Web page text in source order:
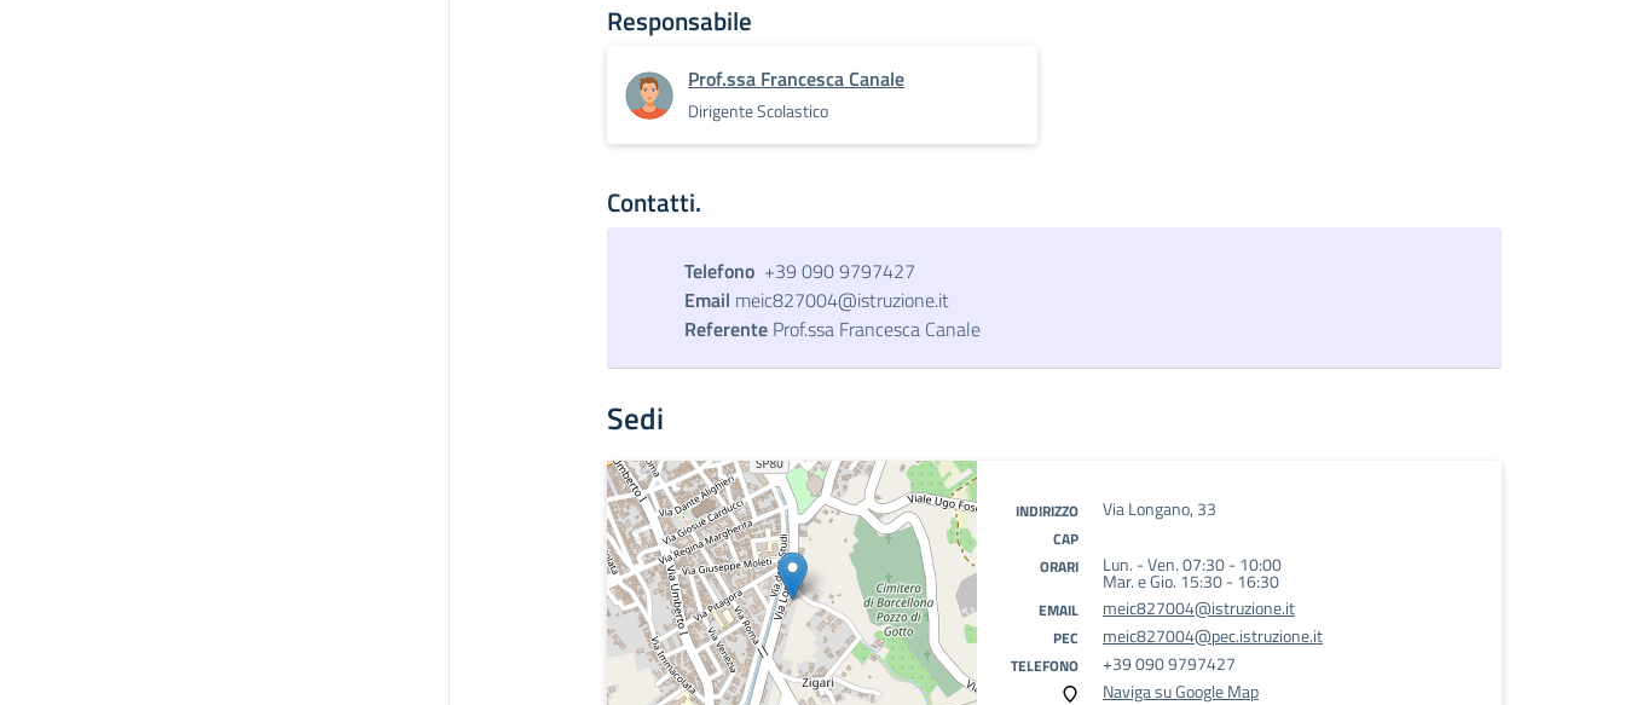
Responsabile
Prof.ssa Francesca Canale
Dirigente Scolastico
Contatti.
Telefono +39 090 9797427
Email meic827004@istruzione.it
Referente Prof.ssa Francesca Canale
Sedi
INDIRIZZO Via Longano, 33
CAP
ORARI
Lun. - Ven. 07:30 - 10:00
Mar. e Gio. 15:30 - 16:30
EMAIL meic827004@istruzione.it
PEC meic827004@pec.istruzione.it
TELEFONO
+39 090 9797427
Naviga su Google Map